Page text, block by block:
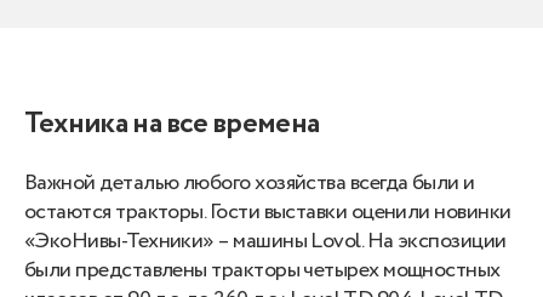
Техника на все времена
Важной деталью любого хозяйства всегда были и
остаются тракторы. Гости выставки оценили новинки
«ЭкоНивы-Техники» – машины Lovol. На экспозиции
были представлены тракторы четырех мощностных